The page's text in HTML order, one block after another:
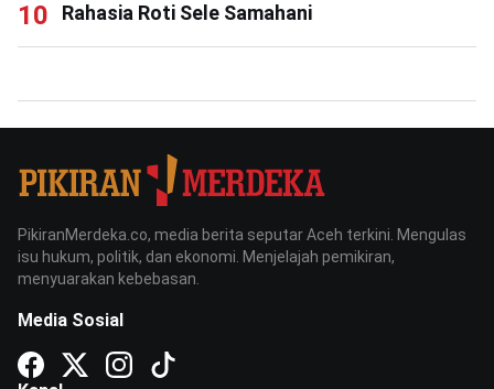
Rahasia Roti Sele Samahani
PikiranMerdeka.co, media berita seputar Aceh terkini. Mengulas
isu hukum, politik, dan ekonomi. Menjelajah pemikiran,
menyuarakan kebebasan.
Media Sosial